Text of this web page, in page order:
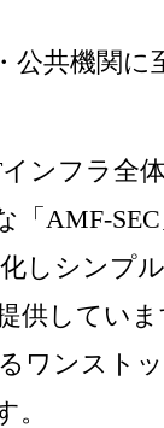
公共機関に
ンフラ全
AMF-SEC
しシンプ
供していま
ワンスト
。